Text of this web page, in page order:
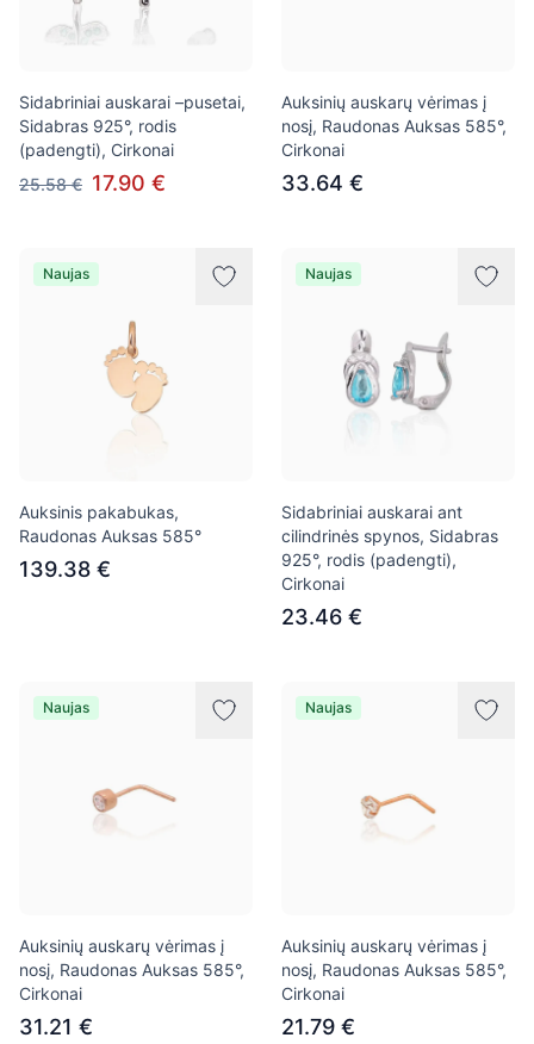
Sidabriniai auskarai –pusetai,
Sidabras 925°, rodis
(padengti), Cirkonai
25.58 € 17.90 €
Auksinių auskarų vėrimas į
nosį, Raudonas Auksas 585°,
Cirkonai
33.64 €
Naujas
Auksinis pakabukas,
Raudonas Auksas 585°
139.38 €
Naujas
Sidabriniai auskarai ant
cilindrinės spynos, Sidabras
925°, rodis (padengti),
Cirkonai
23.46 €
Naujas
Auksinių auskarų vėrimas į
nosį, Raudonas Auksas 585°,
Cirkonai
31.21 €
Naujas
Auksinių auskarų vėrimas į
nosį, Raudonas Auksas 585°,
Cirkonai
21.79 €